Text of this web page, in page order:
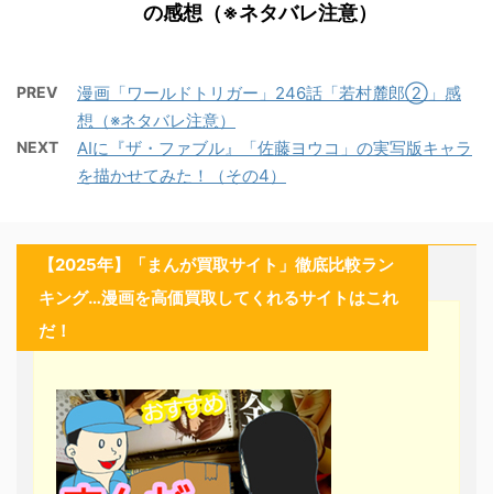
の感想（※ネタバレ注意）
PREV
漫画「ワールドトリガー」246話「若村麓郎②」感
想（※ネタバレ注意）
NEXT
AIに『ザ・ファブル』「佐藤ヨウコ」の実写版キャラ
を描かせてみた！（その4）
【2025年】「まんが買取サイト」徹底比較ラン
キング…漫画を高価買取してくれるサイトはこれ
だ！